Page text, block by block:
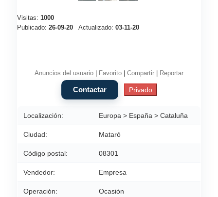
Visitas: 1000
Publicado: 26-09-20 Actualizado: 03-11-20
Anuncios del usuario Favorito Compartir Reportar
Localización: Europa > España > Cataluña
Ciudad: Mataró
Código postal: 08301
Vendedor: Empresa
Operación: Ocasión